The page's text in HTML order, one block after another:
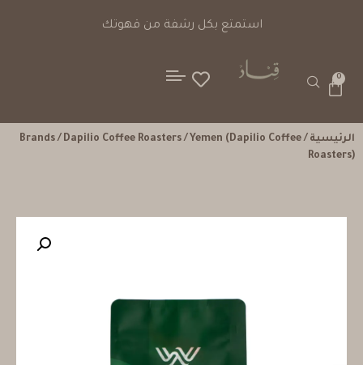
استمتع بكل رشفة من قهوتك
0
الرئيسية /
Brands/ Dapilio Coffee Roasters/ Yemen (Dapilio Coffee
Roasters)